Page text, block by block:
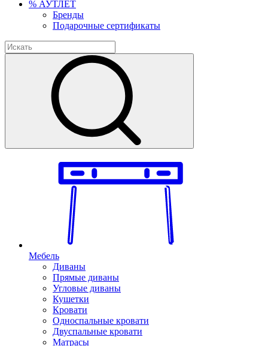
% АУТЛЕТ
Бренды
Подарочные сертификаты
Мебель
Диваны
Прямые диваны
Угловые диваны
Кушетки
Кровати
Односпальные кровати
Двуспальные кровати
Матрасы